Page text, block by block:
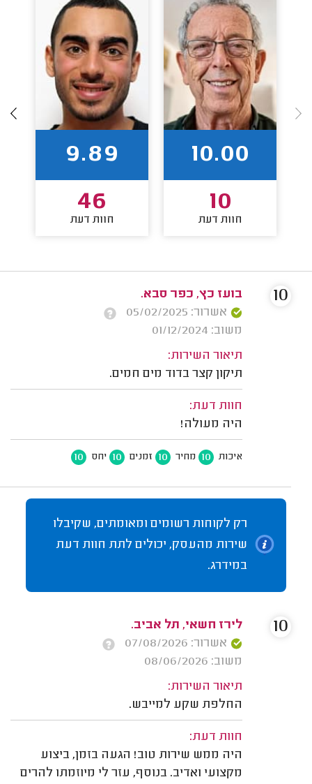
10.00
10
חוות דעת
9.89
46
חוות דעת
בועז כץ, כפר סבא.
אשרור: 05/02/2025
משוב: 01/12/2024
תיאור השירות:
תיקון קצר בדוד מים חמים.
חוות דעת:
היה מעולה!
איכות 10 מחיר 10 זמנים 10 יחס 10
10
רק לקוחות רשומים ומאומתים, שקיבלו
שירות מהעסק, יכולים לתת חוות דעת
במידרג.
לירז חשאי, תל אביב.
אשרור: 07/08/2026
משוב: 08/06/2026
תיאור השירות:
החלפת שקע למייבש.
חוות דעת:
היה ממש שירות טוב! הגעה בזמן, ביצוע
מקצועי ואדיב. בנוסף, עזר לי מיוזמתו להרים
10